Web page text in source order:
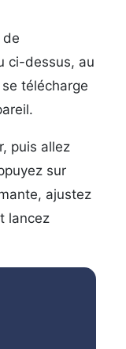
de
ci-dessus, au
télécharge
puis allez
sur
ajustez
lancez